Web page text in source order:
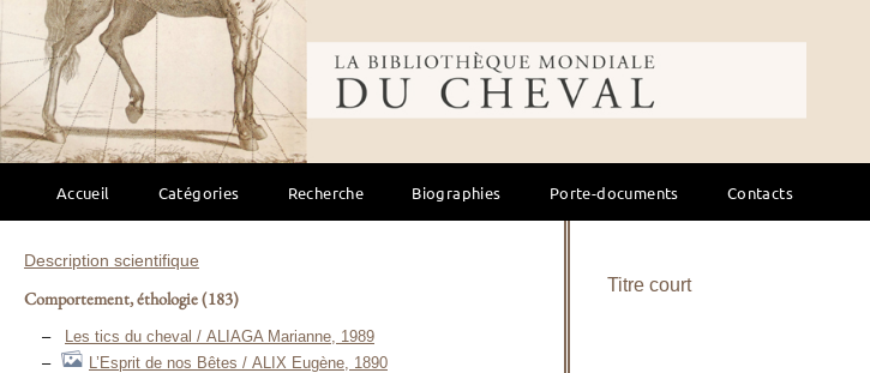
Bibliothèque mondiale du cheval
Accueil Catégories Recherche Biographies Porte-documents Contacts
Description scientifique
Comportement, éthologie(183)
Les tics du cheval / ALIAGA Marianne, 1989
L’Esprit de nos Bêtes / ALIX Eugène, 1890
Titre court